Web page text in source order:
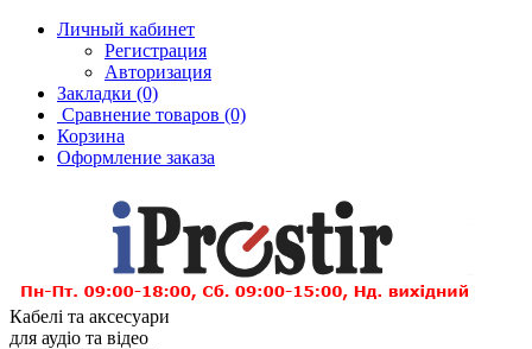
Личный кабинет
Регистрация
Авторизация
Закладки (0)
Сравнение товаров (0)
Корзина
Оформление заказа
Кабелі та аксесуари
для аудіо та відео